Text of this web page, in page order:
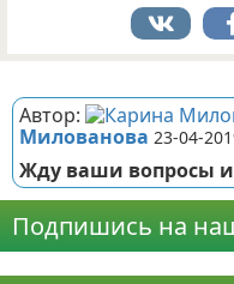
Автор:
Милованова 23-04-
Жду ваши вопросы
Подпишись на